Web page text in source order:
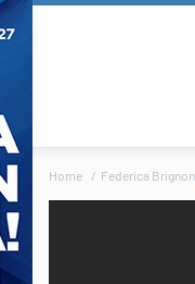
Home Federica